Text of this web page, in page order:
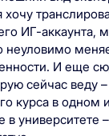
ИГ-аккаунта,
неуловимо
И еще
сейчас веду
курса в одном
в университете